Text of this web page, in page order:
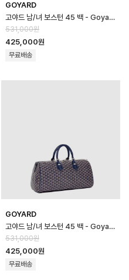
GOYARD
고야드 남/녀 보스턴 45 백 - Goyard Unisex Boston 45 Bag - g…
531,000원
425,000원
무료배송
GOYARD
고야드 남/녀 보스턴 45 백 - Goyard Unisex Boston 45 Bag - g…
531,000원
425,000원
무료배송